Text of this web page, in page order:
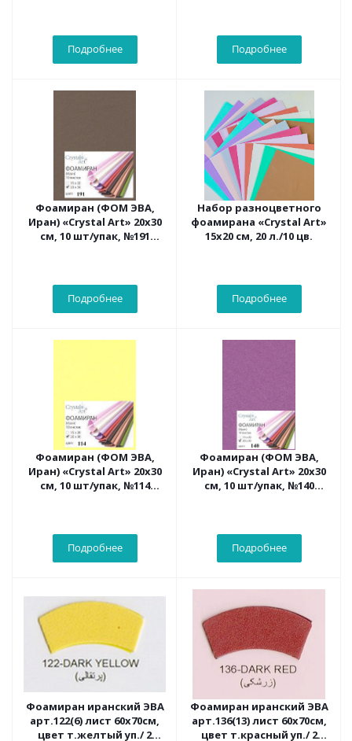
Подробнее Подробнее
Фоамиран (ФОМ ЭВА,
Иран) «Crystal Art» 20х30
см, 10 шт/упак, №191
Подробнее
Набор разноцветного
фоамирана «Crystal Art»
15х20 см, 20 л./10 цв.
Подробнее
Фоамиран (ФОМ ЭВА,
Иран) «Crystal Art» 20х30
см, 10 шт/упак, №114
Подробнее
Фоамиран (ФОМ ЭВА,
Иран) «Crystal Art» 20х30
см, 10 шт/упак, №140
Подробнее
Фоамиран иранский ЭВА
арт.122(6) лист 60х70см,
цвет т.желтый уп./ 2
Фоамиран иранский ЭВА
арт.136(13) лист 60х70см,
цвет т.красный уп./ 2